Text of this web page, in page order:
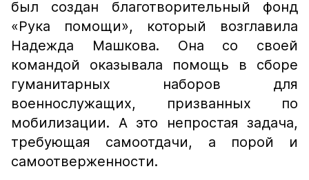
был создан благотворительный фонд
«Рука помощи», который возглавила
Надежда Машкова. Она со своей
командой оказывала помощь в сборе
гуманитарных наборов для
военнослужащих, призванных по
мобилизации. А это непростая задача,
требующая самоотдачи, а порой и
самоотверженности.